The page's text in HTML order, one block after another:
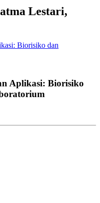
Lestari,
Aplikasi: Biorisiko